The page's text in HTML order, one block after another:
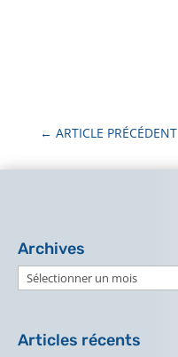
← ARTICLE PRÉCÉDENT
Archives
Archives
Articles récents